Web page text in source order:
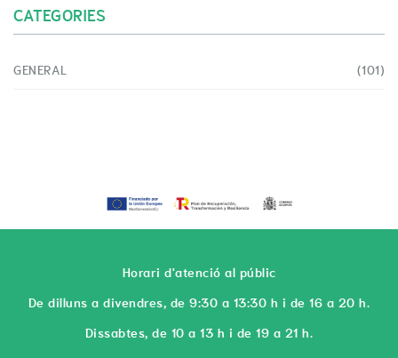
CATEGORIES
GENERAL (101)
Horari d'atenció al públic
De dilluns a divendres, de 9:30 a 13:30 h i de 16 a 20 h.
Dissabtes, de 10 a 13 h i de 19 a 21 h.